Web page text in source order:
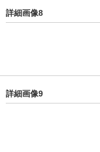
詳細画像8
詳細画像9